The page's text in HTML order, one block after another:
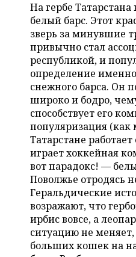
ONLINE-КОНФЕРЕНЦИИ
ОТКРЫТАЯ ЛЕКЦИЯ
ХОККЕЙ
БАСКЕТБОЛ
ВОЛЕЙБОЛ
КИБЕРСПОРТ
ФИГУРНОЕ КАТАНИЕ
ВОДНЫЕ ВИДЫ СПОРТА
ХОККЕЙ С МЯЧОМ
ВЛАСТЬ
ИНФРАСТРУКТУРА
ИСТОРИЯ
КУЛЬТУРА
МЕДИЦИНА
ОБРАЗОВАНИЕ
ПРОИСШЕСТВИЯ
СЮЖЕТЫ
СПРАВОЧНИК
СПИСОК ПЕРСОН
СПИСОК КОМПАНИЙ
ПОЛНАЯ ВЕРСИЯ
На гербе
белый барс. Этот
зверь за минувшие
привычно стал
республикой, и
определение
снежного барса. Он
широко и бодро,
способствует его
популяризация
Татарстане
играет хоккейная
вот парадокс! —
Поволжье отродясь
Геральдические
возражают, что
ирбис вовсе, а
ситуацию не
больших кошек на